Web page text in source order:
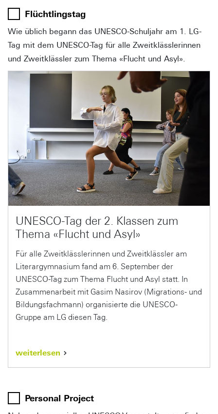
Flüchtlingstag
Wie üblich begann das UNESCO-Schuljahr am 1. LG-
Tag mit dem UNESCO-Tag für alle Zweitklässlerinnen
und Zweitklässler zum Thema «Flucht und Asyl».
UNESCO-Tag der 2. Klassen zum
Thema «Flucht und Asyl»
Für alle Zweitklässlerinnen und Zweitklässler am
Literargymnasium fand am 6. September der
UNESCO-Tag zum Thema Flucht und Asyl statt. In
Zusammenarbeit mit Gasim Nasirov (Migrations- und
Bildungsfachmann) organisierte die UNESCO-
Gruppe am LG diesen Tag.
weiterlesen
Personal Project